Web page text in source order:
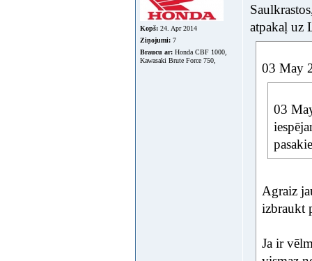
Kopš: 24. Apr 2014
Ziņojumi: 7
Braucu ar: Honda CBF 1000,
Kawasaki Brute Force 750,
atpakaļ uz
03 May
03
Agraiz
izbraukt
Ja ir